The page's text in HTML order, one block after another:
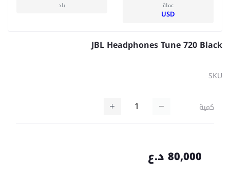
عملة
USD
بلد
JBL Headphones Tune 720 Black
SKU
كمية
80,000 د.ع